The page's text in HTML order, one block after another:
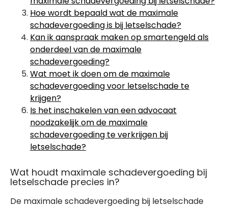
Hoe wordt bepaald wat de maximale
schadevergoeding is bij letselschade?
Kan ik aanspraak maken op smartengeld als
onderdeel van de maximale
schadevergoeding?
Wat moet ik doen om de maximale
schadevergoeding voor letselschade te
krijgen?
Is het inschakelen van een advocaat
noodzakelijk om de maximale
schadevergoeding te verkrijgen bij
letselschade?
Wat houdt maximale schadevergoeding bij
letselschade precies in?
De maximale schadevergoeding bij letselschade